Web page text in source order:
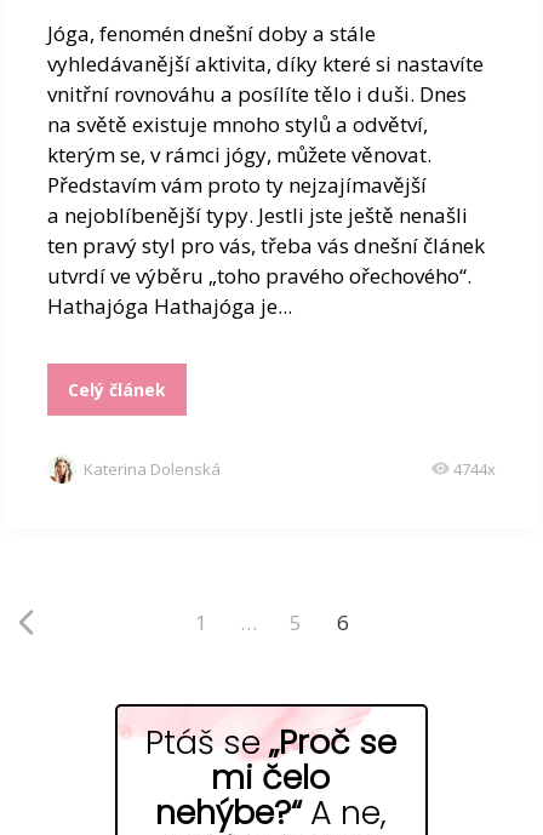
Jóga, fenomén dnešní doby a stále
vyhledávanější aktivita, díky které si nastavíte
vnitřní rovnováhu a posílíte tělo i duši. Dnes
na světě existuje mnoho stylů a odvětví,
kterým se, v rámci jógy, můžete věnovat.
Představím vám proto ty nejzajímavější
a nejoblíbenější typy. Jestli jste ještě nenašli
ten pravý styl pro vás, třeba vás dnešní článek
utvrdí ve výběru „toho pravého ořechového“.
Hathajóga Hathajóga je...
Celý článek
Katerina Dolenská 4744x
1 … 5 6
Ptáš se „Proč se
mi čelo
nehýbe?“A ne,